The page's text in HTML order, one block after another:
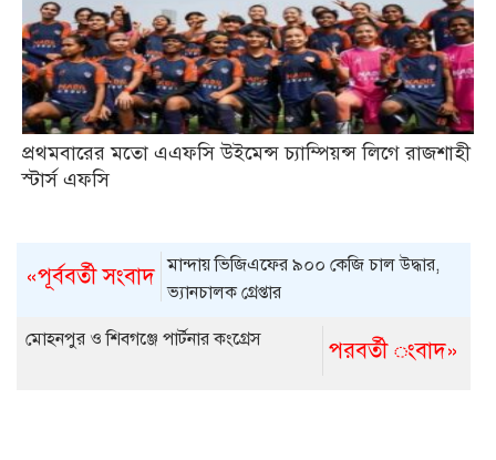
প্রথমবারের মতো এএফসি উইমেন্স চ্যাম্পিয়ন্স লিগে রাজশাহী
স্টার্স এফসি
«পূর্ববর্তী সংবাদ মান্দায় ভিজিএফের ৯০০ কেজি চাল উদ্ধার,
ভ্যানচালক গ্রেপ্তার
পরবর্তী ংবাদ»
মোহনপুর ও শিবগঞ্জে পার্টনার কংগ্রেস